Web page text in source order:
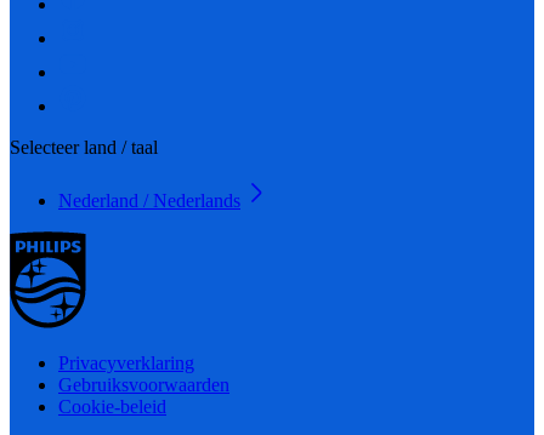
Selecteer land / taal
Nederland / Nederlands
Privacyverklaring
Gebruiksvoorwaarden
Cookie-beleid